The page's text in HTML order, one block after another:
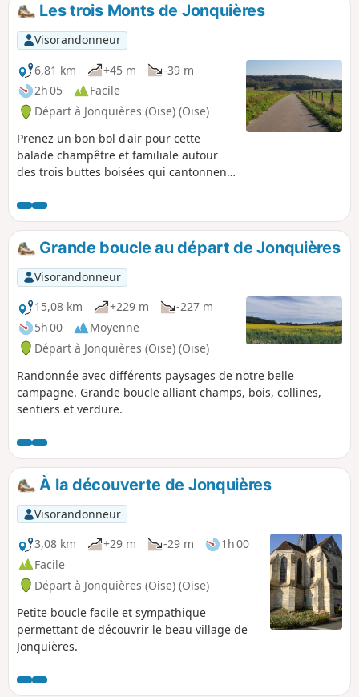
Les trois Monts de Jonquières
Visorandonneur
6,81 km
+45 m
-39 m
2h 05
Facile
Départ à Jonquières (Oise) (Oise)
Prenez un bon bol d'air pour cette
balade champêtre et familiale autour
des trois buttes boisées qui cantonnent
et le Mont d'Huette.
Grande boucle au départ de Jonquières
Visorandonneur
15,08 km
+229 m
-227 m
5h 00
Moyenne
Départ à Jonquières (Oise) (Oise)
Randonnée avec différents paysages de notre belle
campagne. Grande boucle alliant champs, bois, collines,
sentiers et verdure.
À la découverte de Jonquières
Visorandonneur
3,08 km
+29 m -29 m
1h 00
Facile
Départ à Jonquières (Oise) (Oise)
Petite boucle facile et sympathique
permettant de découvrir le beau village de
Jonquières.